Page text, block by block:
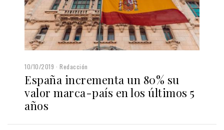
10/10/2019 Redacción
España incrementa un 80% su
valor marca-país en los últimos 5
años